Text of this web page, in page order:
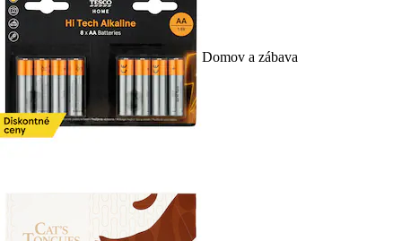
Domov a zábava